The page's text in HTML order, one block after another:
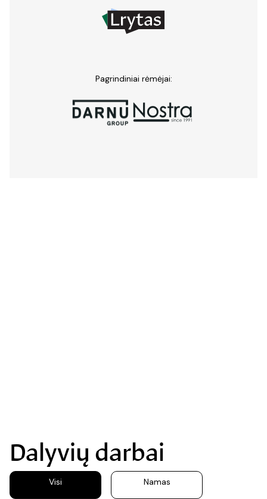
Pagrindiniai rėmėjai:
Dalyvių darbai
Visi Namas